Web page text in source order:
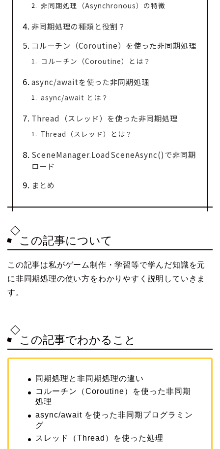
非同期処理（Asynchronous）の特徴
非同期処理の種類と役割？
コルーチン（Coroutine）を使った非同期処理
コルーチン（Coroutine）とは？
async/awaitを使った非同期処理
async/await とは？
Thread（スレッド）を使った非同期処理
Thread（スレッド）とは？
SceneManager.LoadSceneAsync()で非同期
ロード
まとめ
この記事について
この記事は私がゲーム制作・学習等で学んだ知識を元
に非同期処理の使い方をわかりやすく説明していきま
す。
この記事でわかること
同期処理と非同期処理の違い
コルーチン（Coroutine）を使った非同期
処理
async/await を使った非同期プログラミン
グ
スレッド（Thread）を使った処理